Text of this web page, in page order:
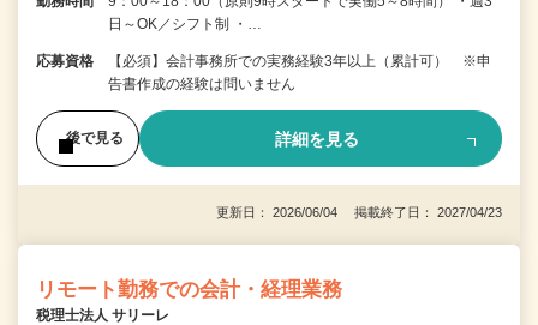
日～OK／シフト制 ・…
応募資格
【必須】会計事務所での実務経験3年以上（累計可） ※申
告書作成の経験は問いません
後で見る 詳細を見る
更新日： 2026/06/04 掲載終了日： 2027/04/23
リモート勤務での会計・経理業務
税理士法人 サリーレ